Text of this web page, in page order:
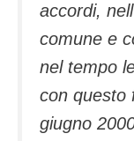
accordi,
comune e
nel tempo
con questo
giugno